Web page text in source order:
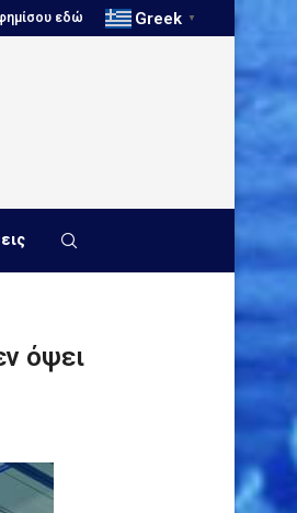
Νέων... Πόλο, Παγκόσμιο Πρωτάθλημα
εδώ Greek ▼
όψει